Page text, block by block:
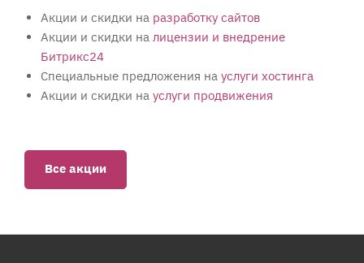
Акции и скидки на разработку сайтов
Акции и скидки на лицензии и внедрение
Битрикс24
Специальные предложения на услуги хостинга
Акции и скидки на услуги продвижения
Все акции